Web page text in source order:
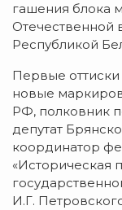
гашения блока
Отечественной
Республикой
Первые
новые
РФ, полковник
депутат
координатор
«Историческая
И.Г.